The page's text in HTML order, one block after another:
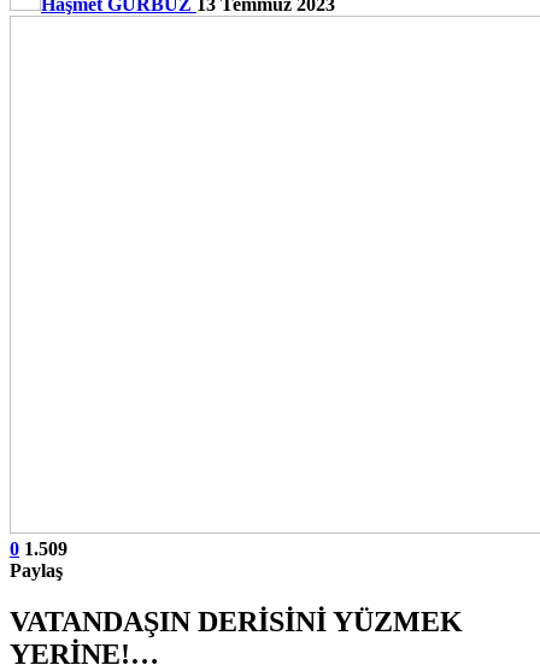
0 1.509
Paylaş
VATANDAŞIN DERİSİNİ YÜZMEK
YERİNE!…